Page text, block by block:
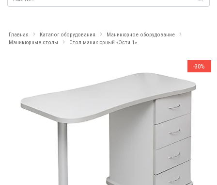
for:
Главная Каталог оборудования
Маникюрное оборудование
Маникюрные столы
Стол маникюрный «Эсти 1»
-30%